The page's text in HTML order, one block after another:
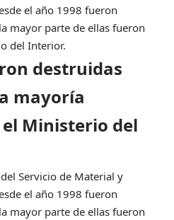
el año 1998 fueron
mayor parte de ellas fueron
del Interior.
destruidas
mayoría
Ministerio del
Servicio de Material y
el año 1998 fueron
mayor parte de ellas fueron